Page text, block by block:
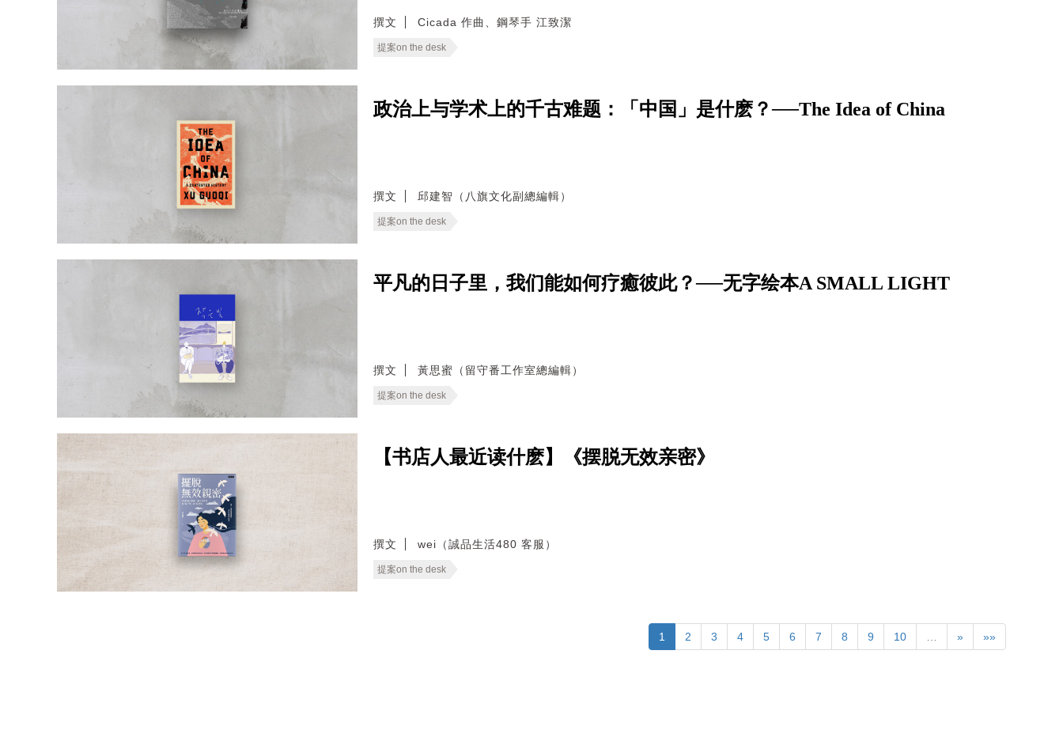
撰文 Cicada 作曲、鋼琴手 江致潔
提案on the desk
政治上与学术上的千古难题：「中国」是什麽？──The Idea of China
撰文 邱建智（八旗文化副總編輯）
提案on the desk
平凡的日子里，我们能如何疗癒彼此？──无字绘本A SMALL LIGHT
撰文 黃思蜜（留守番工作室總編輯）
提案on the desk
【书店人最近读什麽】《摆脱无效亲密》
撰文 wei（誠品生活480 客服）
提案on the desk
1 2 3 4 5 6 7 8 9 10 … » »»